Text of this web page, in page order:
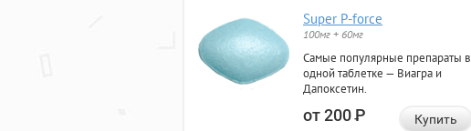
Super P-force
100мг + 60мг
Самые популярные препараты в
одной таблетке — Виагра и
Дапоксетин.
от 200Р Купить